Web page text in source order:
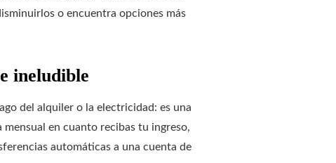
o encuentra opciones más
ineludible
del alquiler o la electricidad: es una
en cuanto recibas tu ingreso,
automáticas a una cuenta de